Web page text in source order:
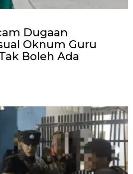
Dugaan
Oknum Guru
Boleh Ada